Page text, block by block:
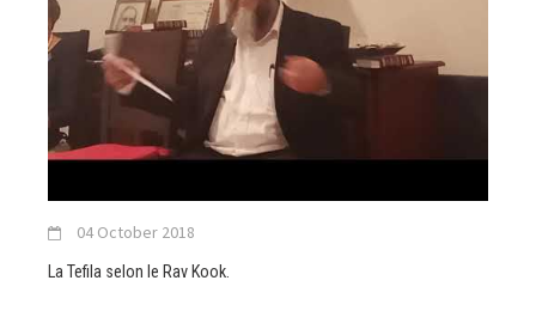
04 October 2018
La Tefila selon le Rav Kook.